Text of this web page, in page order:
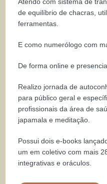
Atendo com sistema de
de equilíbrio de chacras,
ferramentas.
E como numerólogo com
De forma online e
Realizo jornada de
para público geral e
profissionais da área de
japamala e meditação.
Possui dois e-books
um em coletivo com mais
integrativas e oráculos.